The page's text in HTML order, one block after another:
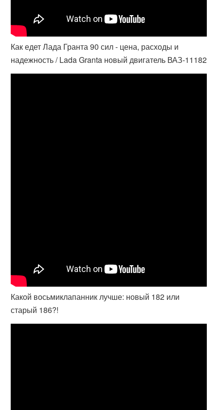
Как едет Лада Гранта 90 сил - цена, расходы и
надежность / Lada Granta новый двигатель ВАЗ-11182
Какой восьмиклапанник лучше: новый 182 или
старый 186?!